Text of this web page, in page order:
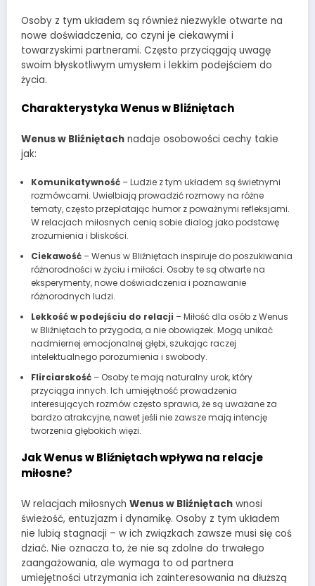
Osoby z tym układem są również niezwykle otwarte na
nowe doświadczenia, co czyni je ciekawymi i
towarzyskimi partnerami. Często przyciągają uwagę
swoim błyskotliwym umysłem i lekkim podejściem do
życia.
Charakterystyka Wenus w Bliźniętach
Wenus w Bliźniętach nadaje osobowości cechy takie
jak:
Komunikatywność– Ludzie z tym układem są świetnymi
rozmówcami. Uwielbiają prowadzić rozmowy na różne
tematy, często przeplatając humor z poważnymi refleksjami.
W relacjach miłosnych cenią sobie dialog jako podstawę
zrozumienia i bliskości.
Ciekawość– Wenus w Bliźniętach inspiruje do poszukiwania
różnorodności w życiu i miłości. Osoby te są otwarte na
eksperymenty, nowe doświadczenia i poznawanie
różnorodnych ludzi.
Lekkość w podejściu do relacji – Miłość dla osób z Wenus
w Bliźniętach to przygoda, a nie obowiązek. Mogą unikać
nadmiernej emocjonalnej głębi, szukając raczej
intelektualnego porozumienia i swobody.
Flirciarskość– Osoby te mają naturalny urok, który
przyciąga innych. Ich umiejętność prowadzenia
interesujących rozmów często sprawia, że są uważane za
bardzo atrakcyjne, nawet jeśli nie zawsze mają intencję
tworzenia głębokich więzi.
Jak Wenus w Bliźniętach wpływa na relacje
miłosne?
W relacjach miłosnych Wenus w Bliźniętach wnosi
świeżość, entuzjazm i dynamikę. Osoby z tym układem
nie lubią stagnacji – w ich związkach zawsze musi się coś
dziać. Nie oznacza to, że nie są zdolne do trwałego
zaangażowania, ale wymaga to od partnera
umiejętności utrzymania ich zainteresowania na dłuższą